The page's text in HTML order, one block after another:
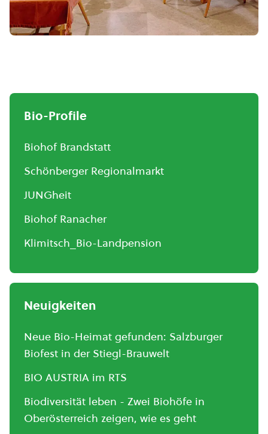
Bio-Profile
Biohof Brandstatt
Schönberger Regionalmarkt
JUNGheit
Biohof Ranacher
Klimitsch_Bio-Landpension
Neuigkeiten
Neue Bio-Heimat gefunden: Salzburger
Biofest in der Stiegl-Brauwelt
BIO AUSTRIA im RTS
Biodiversität leben - Zwei Biohöfe in
Oberösterreich zeigen, wie es geht